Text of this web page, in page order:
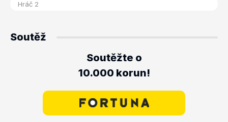
Soutěž
Soutěžte o
10.000 korun!